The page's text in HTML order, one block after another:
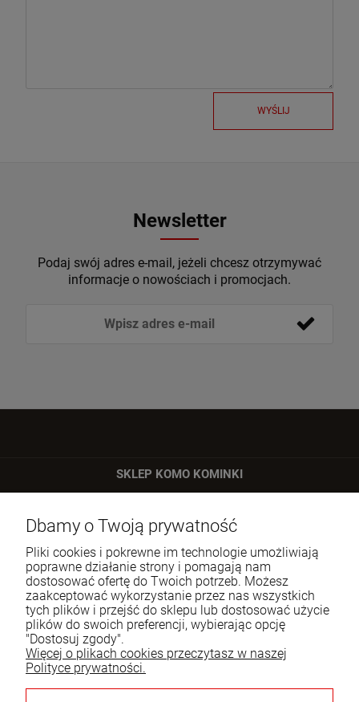
WYŚLIJ
Newsletter
Podaj swój adres e-mail, jeżeli chcesz otrzymywać
informacje o nowościach i promocjach.
SKLEP KOMO KOMINKI
00-716 Warszawa
Tel.:
22 651 09 06
E-mail:
sklep@komo.pl
Moje konto
Pomoc
Informacje
Dbamy o Twoją prywatność
Pliki cookies i pokrewne im technologie umożliwiają
poprawne działanie strony i pomagają nam
dostosować ofertę do Twoich potrzeb. Możesz
zaakceptować wykorzystanie przez nas wszystkich
tych plików i przejść do sklepu lub dostosować użycie
plików do swoich preferencji, wybierając opcję
"Dostosuj zgody".
Więcej o plikach cookies przeczytasz w naszej
Polityce prywatności.